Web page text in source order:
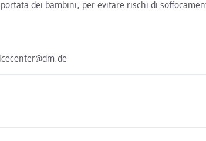
dei bambini, per evitare rischi di